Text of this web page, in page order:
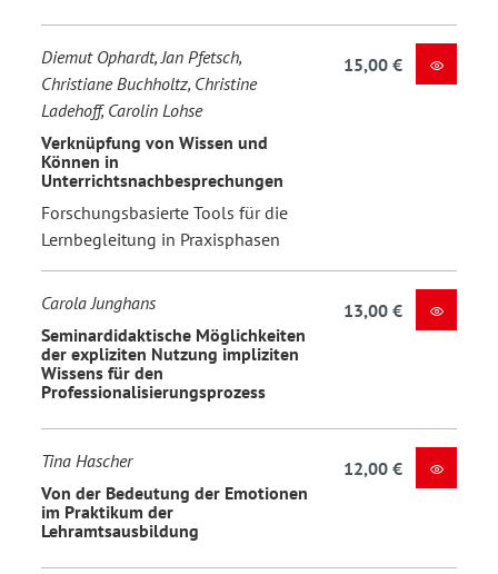
Diemut Ophardt, Jan Pfetsch,
Christiane Buchholtz, Christine
Ladehoff, Carolin Lohse
Verknüpfung von Wissen und
Können in
Unterrichtsnachbesprechungen
Forschungsbasierte Tools für die
Lernbegleitung in Praxisphasen
15,00 €
Carola Junghans
Seminardidaktische Möglichkeiten
der expliziten Nutzung impliziten
Wissens für den
Professionalisierungsprozess
13,00 €
Tina Hascher
Von der Bedeutung der Emotionen
im Praktikum der
Lehramtsausbildung
12,00 €